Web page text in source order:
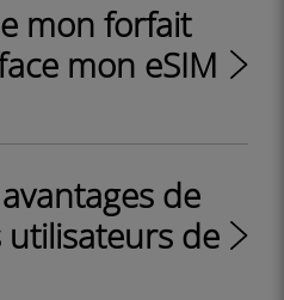
mon forfait
mon eSIM
de
utilisateurs de